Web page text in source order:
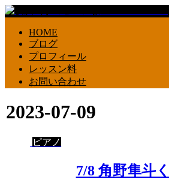
HOME
ブログ
プロフィール
レッスン料
お問い合わせ
2023-07-09
ピアノ
7/8 角野隼斗く